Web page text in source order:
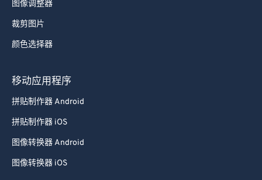
图像调整器
裁剪图片
颜色选择器
移动应用程序
拼贴制作器 Android
拼贴制作器 iOS
图像转换器 Android
图像转换器 iOS